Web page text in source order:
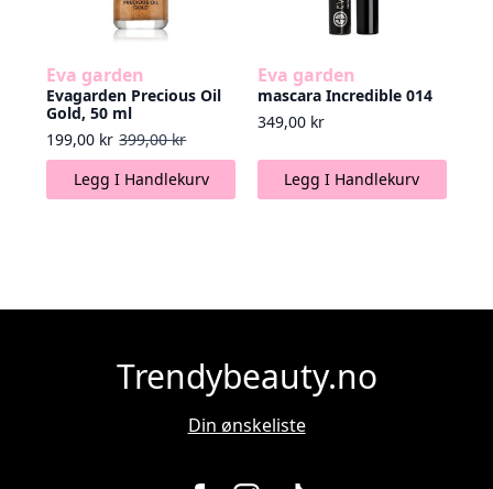
Eva garden
Evagarden Precious Oil
Gold, 50 ml
399,00kr
Opprinnelig pris var: 399,00 kr.
199,00 kr
Nåværende pris er: 199,00 kr.
Legg I Handlekurv
Eva garden
mascara Incredible 014
349,00 kr
Legg I Handlekurv
Trendybeauty.no
Din ønskeliste